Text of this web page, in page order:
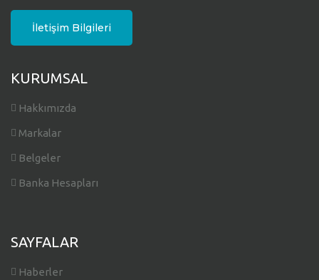
İletişim Bilgileri
KURUMSAL
Hakkımızda
Markalar
Belgeler
Banka Hesapları
SAYFALAR
Haberler